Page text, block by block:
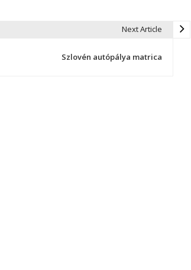
Next Article
Szlovén autópálya matrica